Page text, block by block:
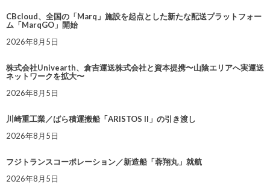
CBcloud、全国の「Marq」施設を起点とした新たな配送プラットフォー
ム「MarqGO」開始
2026年8月5日
株式会社Univearth、倉吉運送株式会社と資本提携〜山陰エリアへ実運送
ネットワークを拡大〜
2026年8月5日
川崎重工業／ばら積運搬船「ARISTOS II」の引き渡し
2026年8月5日
フジトランスコーポレーション／新造船「蓉翔丸」就航
2026年8月5日